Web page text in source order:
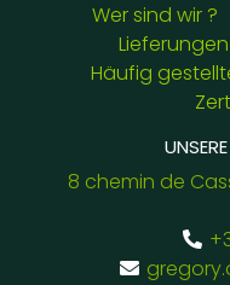
Wer sind wir ?
Häufig
8 chemin de